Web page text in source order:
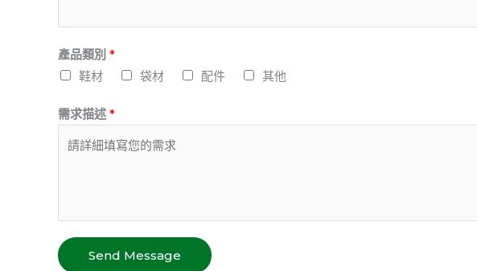
產品類別 *
鞋材
袋材 配件 其他
需求描述 *
Send Message